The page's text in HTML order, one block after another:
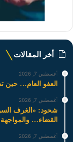
أخر المقالات
أغسطس 7, 2026
العفو العام… حين
أغسطس 7, 2026
شحود: «الغرف
القضاء…
أغسطس 7, 2026